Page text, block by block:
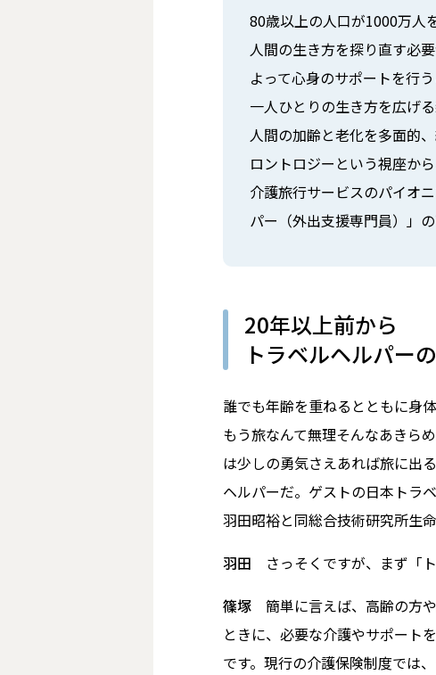
80歳以上の人口が1000万人
人間の生き方を探り直す必
よって心身のサポートを行
一人ひとりの生き方を広げ
人間の加齢と老化を多面的
ロントロジーという視座か
介護旅行サービスのパイオ
パー（外出支援専門員）」
20年以上前から
トラベルヘルパー
誰でも年齢を重ねるとともに身
もう旅なんて無理――そんなあき
は少しの勇気さえあれば旅に出
ヘルパーだ。ゲストの日本トラ
羽田昭裕と同総合技術研究所生
羽田 さっそくですが、まず「
篠塚 簡単に言えば、高齢の方
ときに、必要な介護やサポート
です。現行の介護保険制度では